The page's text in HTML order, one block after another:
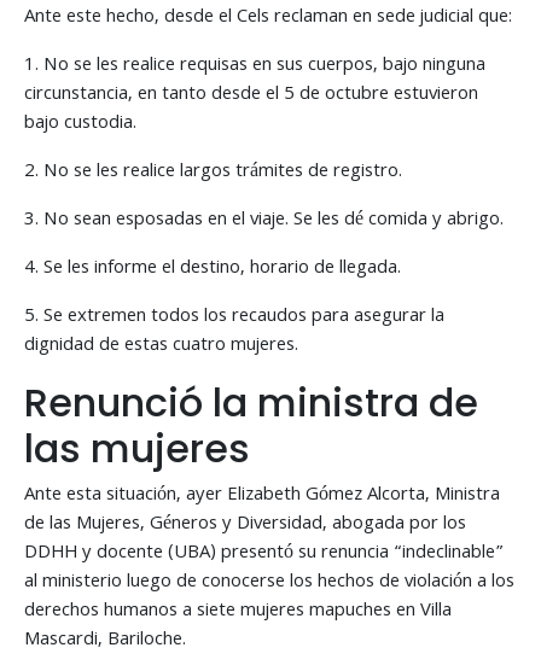
Ante este hecho, desde el Cels reclaman en sede judicial que:
1. No se les realice requisas en sus cuerpos, bajo ninguna
circunstancia, en tanto desde el 5 de octubre estuvieron
bajo custodia.
2. No se les realice largos trámites de registro.
3. No sean esposadas en el viaje. Se les dé comida y abrigo.
4. Se les informe el destino, horario de llegada.
5. Se extremen todos los recaudos para asegurar la
dignidad de estas cuatro mujeres.
Renunció la ministra de
las mujeres
Ante esta situación, ayer Elizabeth Gómez Alcorta, Ministra
de las Mujeres, Géneros y Diversidad, abogada por los
DDHH y docente (UBA) presentó su renuncia “indeclinable”
al ministerio luego de conocerse los hechos de violación a los
derechos humanos a siete mujeres mapuches en Villa
Mascardi, Bariloche.